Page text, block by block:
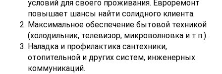
условий для своего проживания. Евроремонт
повышает шансы найти солидного клиента.
Максимальное обеспечение бытовой техникой
(холодильник, телевизор, микроволновка и т.п.).
Наладка и профилактика сантехники,
отопительной и других систем, инженерных
коммуникаций.